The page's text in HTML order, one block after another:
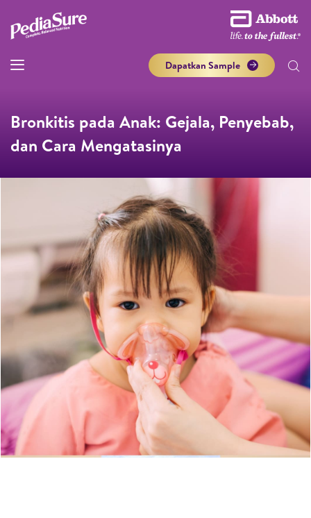
Dapatkan Sample
Bronkitis pada Anak: Gejala, Penyebab,
dan Cara Mengatasinya